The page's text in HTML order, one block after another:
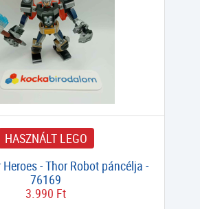
HASZNÁLT LEGO
Heroes - Thor Robot páncélja -
76169
3.990 Ft